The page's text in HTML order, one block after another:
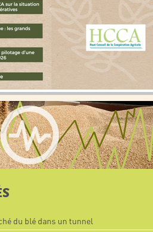
du blé dans un tunnel